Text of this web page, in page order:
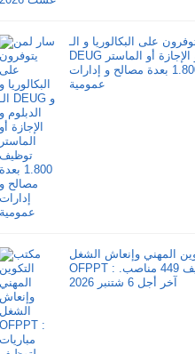
على البكالوريا و الـ
DEUG و الدبلوم و الإجازة أو الماستر
توظيف 1.800 بعدة مصالح و إدارات
عمومية
المهني وإنعاش الشغل
OFPPT : مباريات لتوظيف 449 مناصب.
آخر أجل 6 شتنبر 2026